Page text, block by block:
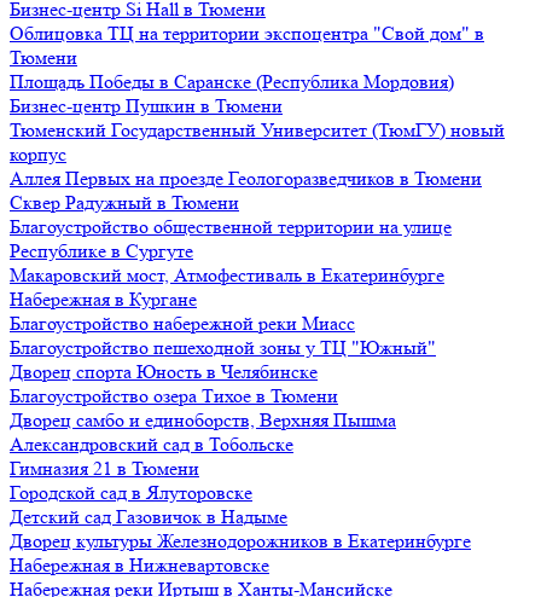
Бизнес-центр Si Hall в Тюмени
Облицовка ТЦ на территории экспоцентра "Свой дом" в
Тюмени
Площадь Победы в Саранске (Республика Мордовия)
Бизнес-центр Пушкин в Тюмени
Тюменский Государственный Университет (ТюмГУ) новый
корпус
Аллея Первых на проезде Геологоразведчиков в Тюмени
Сквер Радужный в Тюмени
Благоустройство общественной территории на улице
Республике в Сургуте
Макаровский мост, Атмофестиваль в Екатеринбурге
Набережная в Кургане
Благоустройство набережной реки Миасс
Благоустройство пешеходной зоны у ТЦ "Южный"
Дворец спорта Юность в Челябинске
Благоустройство озера Тихое в Тюмени
Дворец самбо и единоборств, Верхняя Пышма
Александровский сад в Тобольске
Гимназия 21 в Тюмени
Городской сад в Ялуторовске
Детский сад Газовичок в Надыме
Дворец культуры Железнодорожников в Екатеринбурге
Набережная в Нижневартовске
Набережная реки Иртыш в Ханты-Мансийске